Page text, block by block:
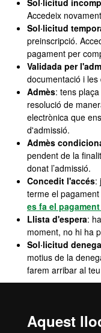
Aquest
Sol·licitud
Accedeix
Sol·licitud
preinscripció.
pagament per
Validada per
documentació i les
Admès: tens
resolució de
electrònica que
d'admissió.
Admès
pendent de la
donat l’admissió.
Concedit l'accés:
terme el
es fa el
Llista d'espera:
moment, no hi ha
Sol·licitud
motius de la
farem arribar al
El departament de